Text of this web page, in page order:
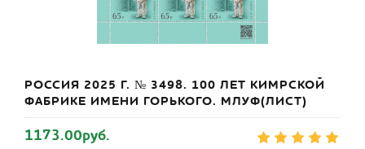
РОССИЯ 2025 Г. № 3498. 100 ЛЕТ КИМРСКОЙ
ФАБРИКЕ ИМЕНИ ГОРЬКОГО. МЛУФ(ЛИСТ)
1173.00руб.